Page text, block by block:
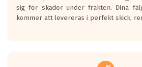
sig för skador under frakten. Dina
kommer att levereras i perfekt skick,